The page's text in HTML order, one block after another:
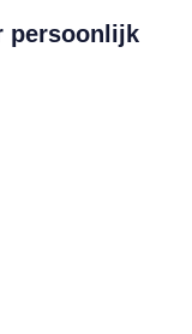
persoonlijk